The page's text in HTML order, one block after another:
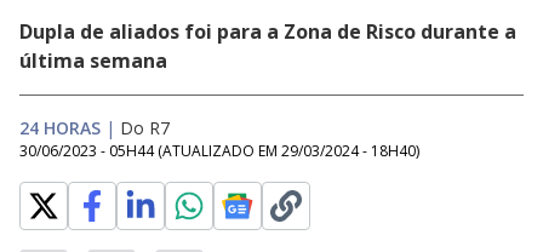
Dupla de aliados foi para a Zona de Risco durante a
última semana
24 HORAS | Do R7
30/06/2023 - 05H44 (ATUALIZADO EM 29/03/2024 - 18H40)